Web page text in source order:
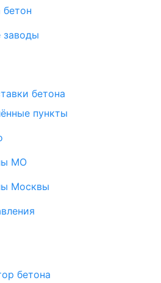
заводы
бетона
пункты
МО
Москвы
бетона